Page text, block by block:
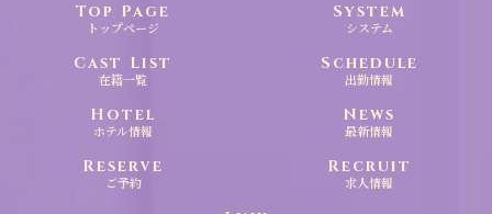
Top Page
トップページ
System
システム
Cast List
在籍一覧
Schedule
出勤情報
Hotel
ホテル情報
News
最新情報
Reserve
ご予約
Recruit
求人情報